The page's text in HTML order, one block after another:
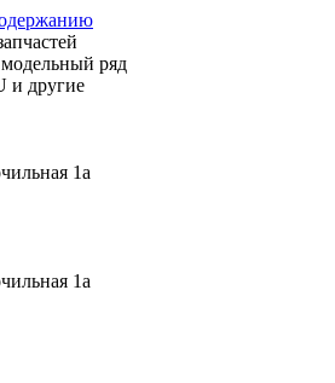
модельный ряд
и другие
1а
1а